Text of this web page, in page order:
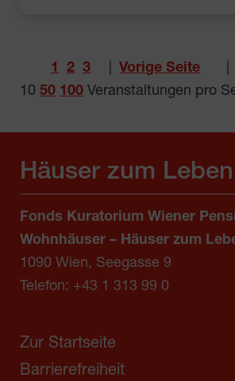
1 2 3 Vorige Seite
10 50 100 Veranstaltungen pro
Häuser zum Leben
Fonds Kuratorium Wiener
Wohnhäuser – Häuser zum
1090 Wien, Seegasse 9
Telefon: +43 1 313 99 0
Zur Startseite
Barrierefreiheit